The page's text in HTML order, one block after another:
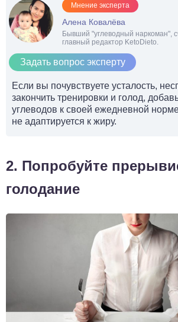
Мнение эксперта
Алена Ковалёва
Бывший "углеводный наркоман",
главный редактор KetoDieto.
Задать вопрос эксперту
Если вы почувствуете усталость,
закончить тренировки и голод,
углеводов к своей ежедневной
не адаптируется к жиру.
2. Попробуйте
голодание